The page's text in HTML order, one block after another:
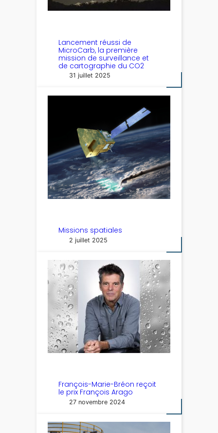
Lancement réussi de
MicroCarb, la première
mission de surveillance et
de cartographie du CO2
31 juillet 2025
Missions spatiales
2 juillet 2025
François-Marie-Bréon reçoit
le prix François Arago
27 novembre 2024